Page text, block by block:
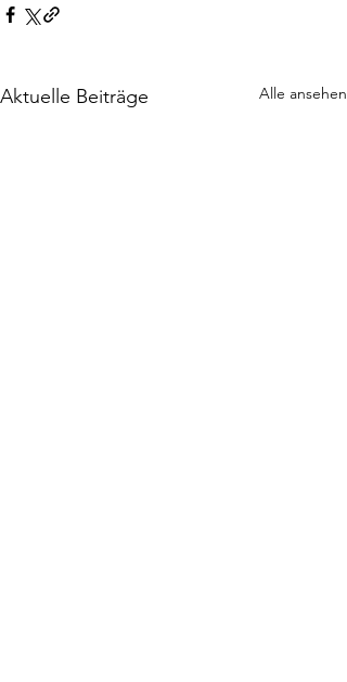
Aktuelle Beiträge Alle ansehen